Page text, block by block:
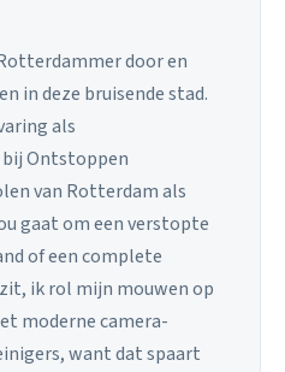
door en
in deze bruisende stad.
als
Ontstoppen
van Rotterdam als
gaat om een verstopte
of een complete
ik rol mijn mouwen op
moderne camera-
want dat spaart